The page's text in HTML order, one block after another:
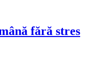
fără stres